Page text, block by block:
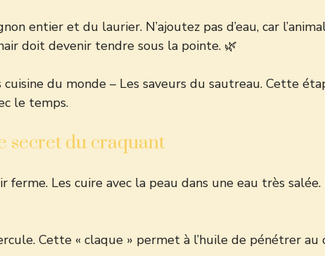
entier et du laurier. N’ajoutez pas d’eau, car
doit devenir tendre sous la pointe. 🌿
cuisine du monde – Les saveurs du sautreau. Cette
le temps.
secret du craquant
ferme. Les cuire avec la peau dans une eau très
Cette « claque » permet à l’huile de pénétrer au